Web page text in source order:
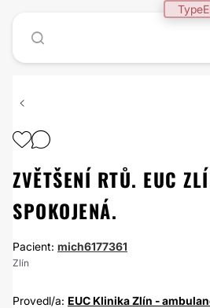
ZVĚTŠENÍ RTŮ. EUC
SPOKOJENÁ.
Pacient: mich6177361
Zlín
Provedl/a: EUC Klinika Zlín -